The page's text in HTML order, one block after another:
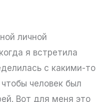
личной
я встретила
с какими-то
человек был
Вот для меня это